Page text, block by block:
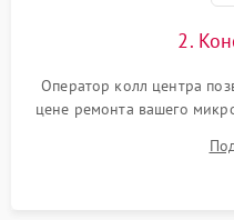
2.
Оператор колл центра
цене ремонта вашего